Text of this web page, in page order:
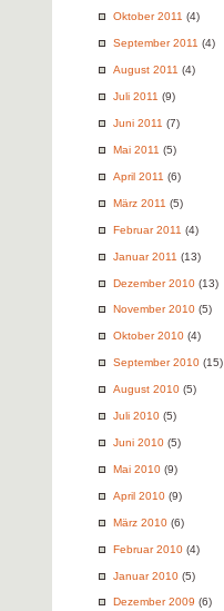
Oktober 2011 (4)
September 2011 (4)
August 2011 (4)
Juli 2011 (9)
Juni 2011 (7)
Mai 2011 (5)
April 2011 (6)
März 2011 (5)
Februar 2011 (4)
Januar 2011 (13)
Dezember 2010 (13)
November 2010 (5)
Oktober 2010 (4)
September 2010 (15)
August 2010 (5)
Juli 2010 (5)
Juni 2010 (5)
Mai 2010 (9)
April 2010 (9)
März 2010 (6)
Februar 2010 (4)
Januar 2010 (5)
Dezember 2009 (6)